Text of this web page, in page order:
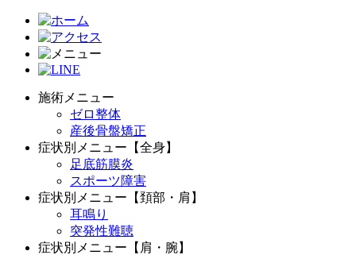
施術メニュー
ゼロ整体
産後骨盤矯正
症状別メニュー【全身】
足底筋膜炎
スポーツ障害
症状別メニュー【頚部・肩】
耳鳴り
突発性難聴
症状別メニュー【肩・腕】